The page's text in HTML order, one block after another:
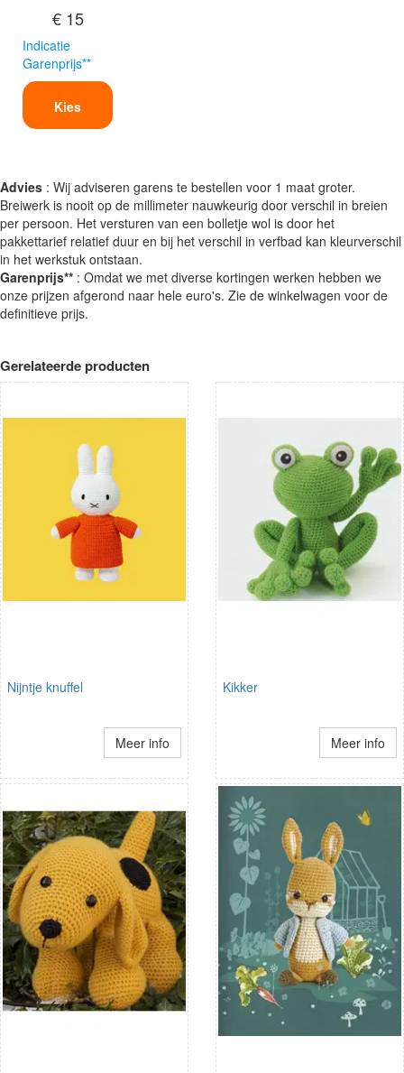
€ 15
Indicatie
Garenprijs**
Kies
Advies : Wij adviseren garens te bestellen voor 1 maat groter.
Breiwerk is nooit op de millimeter nauwkeurig door verschil in breien
per persoon. Het versturen van een bolletje wol is door het
pakkettarief relatief duur en bij het verschil in verfbad kan kleurverschil
in het werkstuk ontstaan.
Garenprijs** : Omdat we met diverse kortingen werken hebben we
onze prijzen afgerond naar hele euro's. Zie de winkelwagen voor de
definitieve prijs.
Gerelateerde producten
Nijntje knuffel
Meer info
Kikker
Meer info